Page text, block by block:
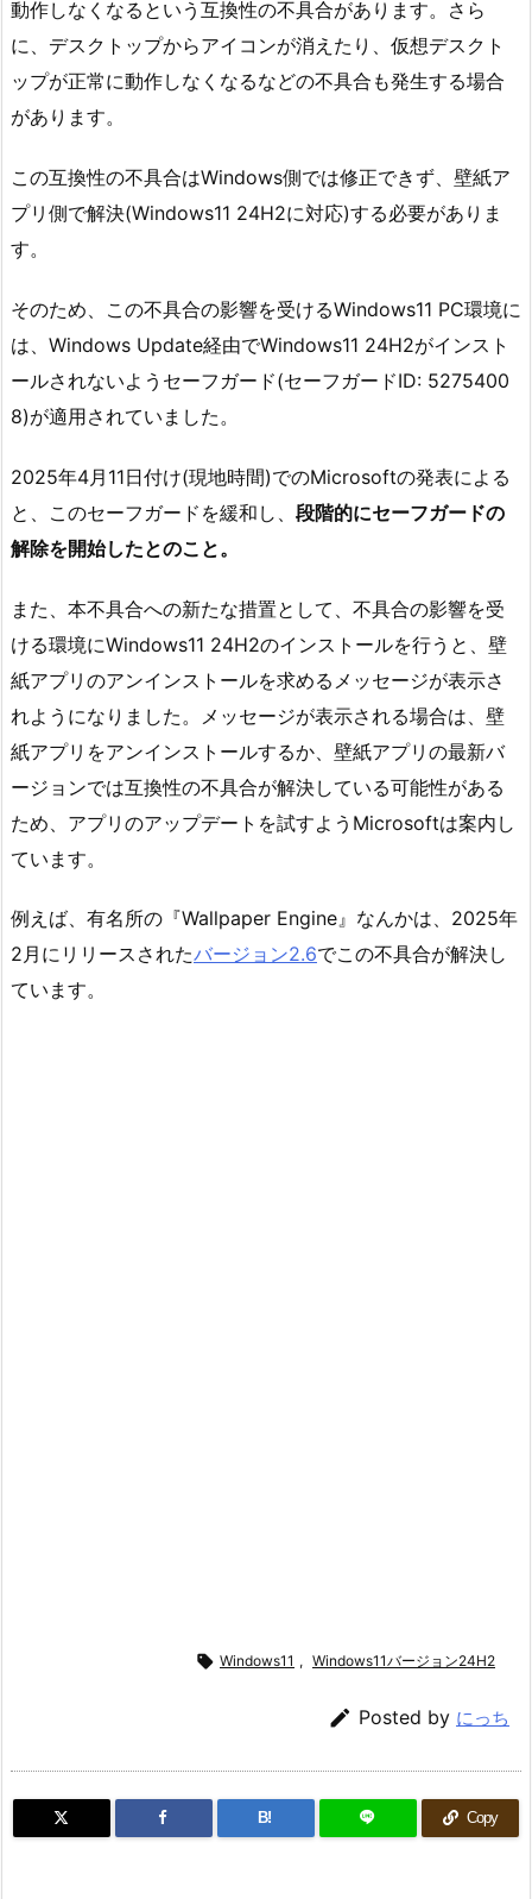
動作しなくなるという互換性の不具合があります。さら
に、デスクトップからアイコンが消えたり、仮想デスクト
ップが正常に動作しなくなるなどの不具合も発生する場合
があります。
この互換性の不具合はWindows側では修正できず、壁紙ア
プリ側で解決(Windows11 24H2に対応)する必要がありま
す。
そのため、この不具合の影響を受けるWindows11 PC環境に
は、Windows Update経由でWindows11 24H2がインスト
ールされないようセーフガード(セーフガードID: 5275400
8)が適用されていました。
2025年4月11日付け(現地時間)でのMicrosoftの発表による
と、このセーフガードを緩和し、 段階的にセーフガードの
解除を開始したとのこと。
また、本不具合への新たな措置として、不具合の影響を受
ける環境にWindows11 24H2のインストールを行うと、壁
紙アプリのアンインストールを求めるメッセージが表示さ
れようになりました。メッセージが表示される場合は、壁
紙アプリをアンインストールするか、壁紙アプリの最新バ
ージョンでは互換性の不具合が解決している可能性がある
ため、アプリのアップデートを試すようMicrosoftは案内し
ています。
例えば、有名所の『Wallpaper Engine』なんかは、2025年
2月にリリースされたバージョン2.6でこの不具合が解決し
ています。
 Windows11 , Windows11バージョン24H2
 Posted by にっち
B! Copy